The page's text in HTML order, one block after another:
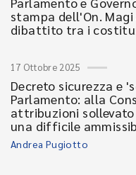
stampa dell'On.
dibattito tra i
17 Ottobre 2025
Decreto sicurezza e
Parlamento: alla
attribuzioni sollevato
una difficile
Andrea Pugiotto